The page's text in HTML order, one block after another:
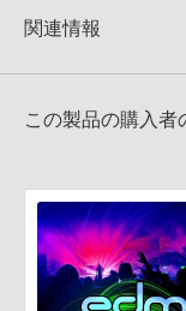
★5
★4
★1
KONTAKTフォーマ
でお使いいただけま
4GBを超えるデー
きます際には、
いただく必要がござ
製品の購入手続き完
知らせするメールの
ます説明に沿って
関連情報
50%OFF！サマー
この製品の購入者